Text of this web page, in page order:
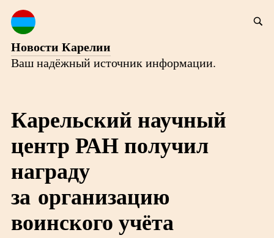
Новости Карелии
Ваш надёжный источник информации.
Карельский научный
центр РАН получил
награду
за организацию
воинского учёта